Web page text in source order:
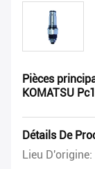
Pièces
KOMATSU
Détails De
Lieu D'origine: